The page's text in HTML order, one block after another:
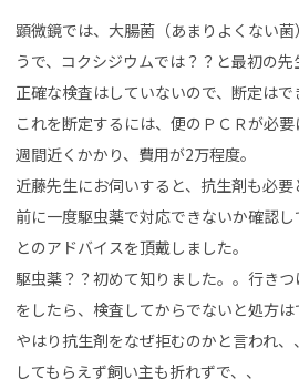
顕微鏡では、大腸菌（あまりよくない
うで、コクシジウムでは？？と最初の先
正確な検査はしていないので、断定はで
これを断定するには、便のＰＣＲが必
週間近くかかり、費用が2万程度。
近藤先生にお伺いすると、抗生剤も必
前に一度駆虫薬で対応できないか確認
とのアドバイスを頂戴しました。
駆虫薬？？初めて知りました。。行き
をしたら、検査してからでないと処方は
やはり抗生剤をなぜ拒むのかと言われ
してもらえず飼い主も折れずで、、